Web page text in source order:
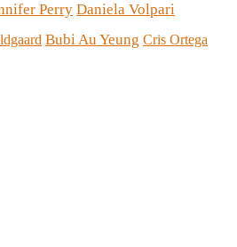
Perry Daniela Volpari
Bubi Au Yeung Cris Ortega